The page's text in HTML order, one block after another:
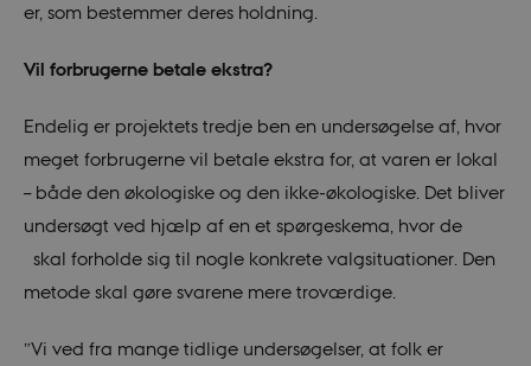
er, som bestemmer deres holdning.
Vil forbrugerne betale ekstra?
Endelig er projektets tredje ben en undersøgelse af, hvor
meget forbrugerne vil betale ekstra for, at varen er lokal
– både den økologiske og den ikke-økologiske. Det bliver
undersøgt ved hjælp af en et spørgeskema, hvor de
skal forholde sig til nogle konkrete valgsituationer. Den
metode skal gøre svarene mere troværdige.
”Vi ved fra mange tidlige undersøgelser, at folk er